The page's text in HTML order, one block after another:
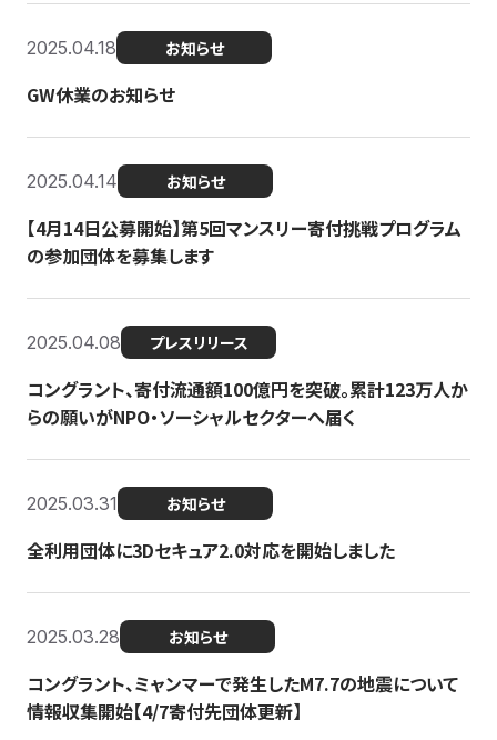
2025.04.18 お知らせ
GW休業のお知らせ
2025.04.14 お知らせ
【4月14日公募開始】第5回マンスリー寄付挑戦プログラム
の参加団体を募集します
2025.04.08 プレスリリース
コングラント、寄付流通額100億円を突破。累計123万人か
らの願いがNPO・ソーシャルセクターへ届く
2025.03.31 お知らせ
全利用団体に3Dセキュア2.0対応を開始しました
2025.03.28 お知らせ
コングラント、ミャンマーで発生したM7.7の地震について
情報収集開始【4/7寄付先団体更新】